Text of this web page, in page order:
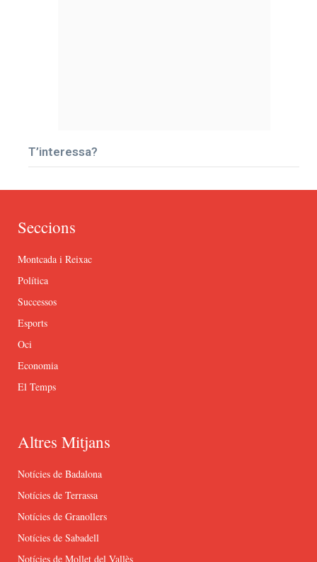
T’interessa?
Seccions
Montcada i Reixac
Política
Successos
Esports
Oci
Economia
El Temps
Altres Mitjans
Notícies de Badalona
Notícies de Terrassa
Notícies de Granollers
Notícies de Sabadell
Notícies de Mollet del Vallès